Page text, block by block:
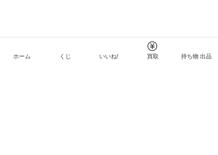
ホーム くじ いいね! 買取 持ち物 出品